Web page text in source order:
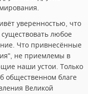
уверенностью, что
любое
Что привнесённые
не приемлемы в
наши устои. Только
общественном благе
Великой